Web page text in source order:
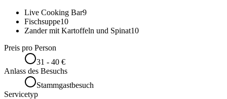
Live Cooking Bar9
Fischsuppe10
Zander mit Kartoffeln und Spinat10
Preis pro Person
31 - 40 €
Anlass des Besuchs
Stammgastbesuch
Servicetyp